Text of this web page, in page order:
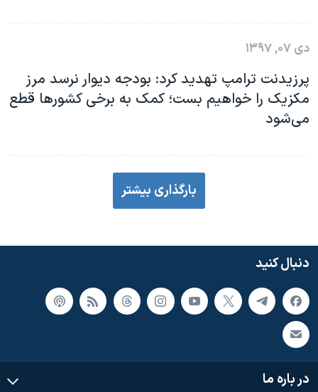
دی ۰۷, ۱۳۹۷
پرزیدنت ترامپ تهدید کرد: بودجه دیوار نرسد مرز
مکزیک را خواهیم بست؛ کمک به برخی کشورها قطع
می‌شود
بارگذاری بیشتر
دنبال کنید
در باره ما